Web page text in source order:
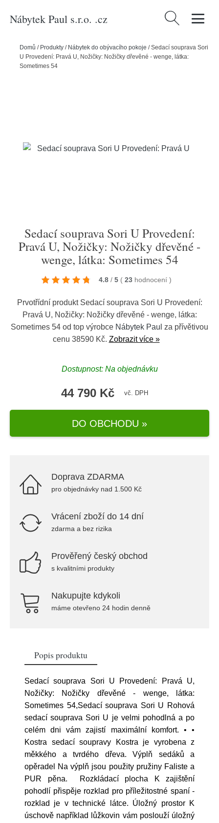
Nábytek Paul s.r.o. .cz Vyhledávání
Domů / Produkty / Nábytek do obývacího pokoje /Sedací souprava Sori
U Provedení: Pravá U, Nožičky: Nožičky dřevěné - wenge, látka:
Sometimes 54
Sedací souprava Sori U Provedení:
Pravá U, Nožičky: Nožičky dřevěné -
wenge, látka: Sometimes 54
4.8 / 5 ( 23 hodnocení )
Prvotřídní produkt Sedací souprava Sori U Provedení:
Pravá U, Nožičky: Nožičky dřevěné - wenge, látka:
Sometimes 54 od top výrobce Nábytek Paul za přívětivou
cenu 38590 Kč. Zobrazit více »
Dostupnost: Na objednávku
44 790 Kč vč. DPH
DO OBCHODU »
Doprava ZDARMA
pro objednávky nad 1.500 Kč
Vrácení zboží do 14 dní
zdarma a bez rizika
Prověřený český obchod
s kvalitními produkty
Nakupujte kdykoli
máme otevřeno 24 hodin denně
Popis produktu
Sedací souprava Sori U Provedení: Pravá U,
Nožičky: Nožičky dřevěné - wenge, látka:
Sometimes 54,Sedací souprava Sori U Rohová
sedací souprava Sori U je velmi pohodlná a po
celém dni vám zajistí maximální komfort. • •
Kostra sedací soupravy Kostra je vyrobena z
měkkého a tvrdého dřeva. Výplň sedáků a
opěradel Na výplň jsou použity pružiny Faliste a
PUR pěna. Rozkládací plocha K zajištění
pohodlí přispěje rozklad pro příležitostné spaní -
rozklad je v technické látce. Úložný prostor K
úschově například lůžkovin vám poslouží úložný